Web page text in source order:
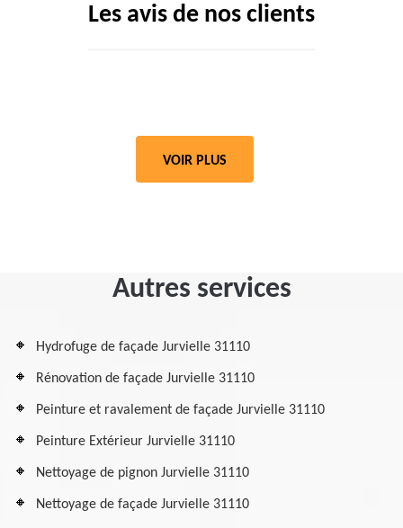
Les avis de nos clients
VOIR PLUS
Autres services
Hydrofuge de façade Jurvielle 31110
Rénovation de façade Jurvielle 31110
Peinture et ravalement de façade Jurvielle 31110
Peinture Extérieur Jurvielle 31110
Nettoyage de pignon Jurvielle 31110
Nettoyage de façade Jurvielle 31110